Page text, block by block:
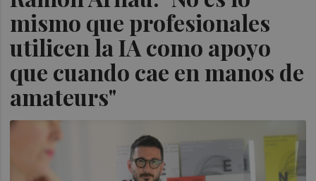
mismo que profesionales
utilicen la IA como apoyo
que cuando cae en manos de
amateurs"